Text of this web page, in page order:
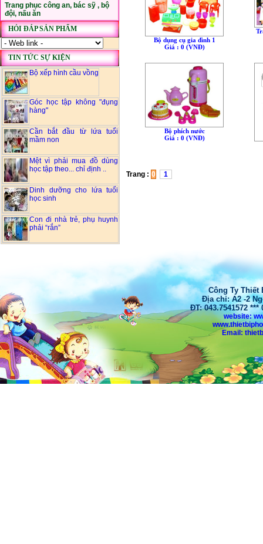
Trang phục công an, bác sỹ , bộ
đội, nấu ăn
HỎI ĐÁP SẢN PHẨM
TIN TỨC SỰ KIỆN
Bộ xếp hình cầu vồng
Góc học tập không "đụng
hàng"
Cần bắt đầu từ lứa tuổi
mầm non
Mệt vì phải mua đồ dùng
học tập theo... chỉ định ..
Dinh dưỡng cho lứa tuổi
học sinh
Con đi nhà trẻ, phụ huynh
phải “rắn”
Bộ dụng cụ gia đình 1
Giá : 0 (VNÐ)
Bộ phích nước
Giá : 0 (VNÐ)
Trang : 0 1
Công Ty Thiết
Địa chỉ: A2 -2
ĐT: 043.7541572 ***
website:
Email: